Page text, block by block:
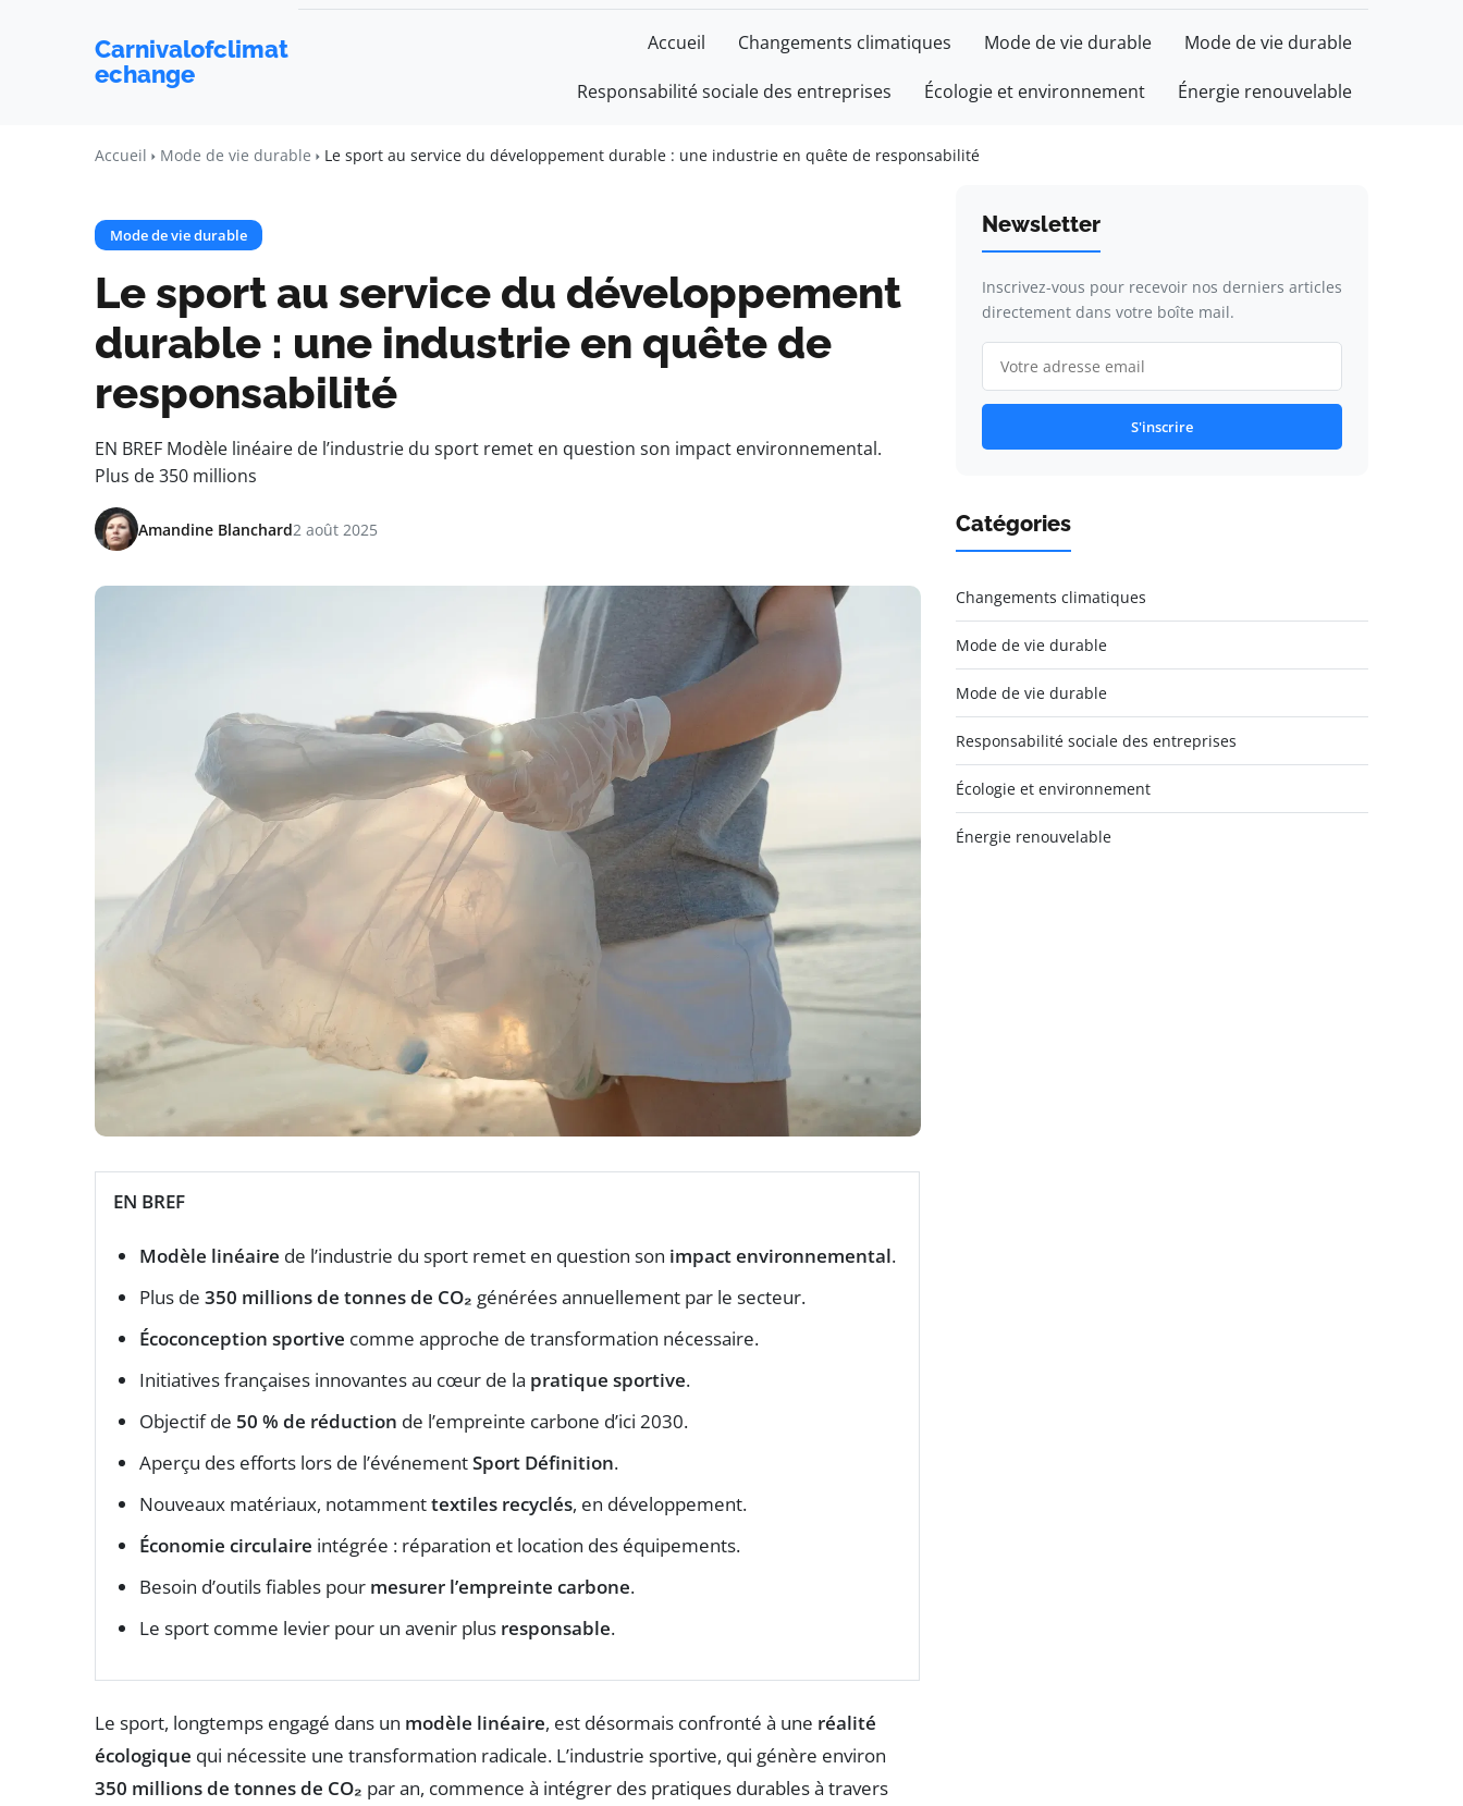
Carnivalofclimat
echange
Accueil Changements climatiques Mode de vie durable Mode de vie durable
Responsabilité sociale des entreprises Écologie et environnement Énergie renouvelable
Accueil Mode de vie durable Le sport au service du développement durable : une industrie en quête de responsabilité
Mode de vie durable
Le sport au service du développement
durable : une industrie en quête de
responsabilité
EN BREF Modèle linéaire de l’industrie du sport remet en question son impact environnemental.
Plus de 350 millions
Amandine Blanchard2 août 2025
EN BREF
Modèle linéaire de l’industrie du sport remet en question son impact environnemental.
Plus de 350 millions de tonnes de CO₂ générées annuellement par le secteur.
Écoconception sportive comme approche de transformation nécessaire.
Initiatives françaises innovantes au cœur de la pratique sportive.
Objectif de 50 % de réduction de l’empreinte carbone d’ici 2030.
Aperçu des efforts lors de l’événementSport Définition.
Nouveaux matériaux, notammenttextiles recyclés, en développement.
Économie circulaire intégrée : réparation et location des équipements.
Besoin d’outils fiables pour mesurer l’empreinte carbone.
Le sport comme levier pour un avenir plus responsable.
Le sport, longtemps engagé dans un modèle linéaire, est désormais confronté à une réalité
écologique qui nécessite une transformation radicale. L’industrie sportive, qui génère environ
350 millions de tonnes de CO₂ par an, commence à intégrer des pratiques durables à travers
Newsletter
Inscrivez-vous pour recevoir nos derniers articles
directement dans votre boîte mail.
S'inscrire
Catégories
Changements climatiques
Mode de vie durable
Mode de vie durable
Responsabilité sociale des entreprises
Écologie et environnement
Énergie renouvelable